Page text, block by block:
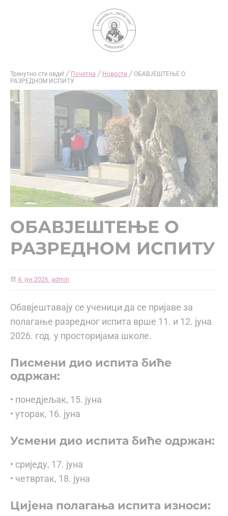
Тренутно сте овде! ╱ Почетна ╱ Новости ╱ ОБАВЈЕШТЕЊЕ О
РАЗРЕДНОМ ИСПИТУ
ОБАВЈЕШТЕЊЕ О
РАЗРЕДНОМ ИСПИТУ
4. јун 2026. admin
Обавјештавају се ученици да се пријаве за
полагање разредног испита врше 11. и 12. јуна
2026. год. у просторијама школе.
Писмени дио испита биће
одржан:
• понедјељак, 15. јуна
• уторак, 16. јуна
Усмени дио испита биће одржан:
• сриједу, 17. јуна
• четвртак, 18. јуна
Цијена полагања испита износи: